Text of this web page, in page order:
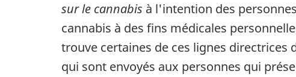
sur le cannabis à l'intention des
cannabis à des fins médicales
trouve certaines de ces lignes directrices
qui sont envoyés aux personnes qui